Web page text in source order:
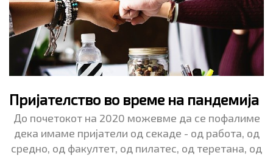
Пријателство во време на пандемија
До почетокот на 2020 можевме да се пофалиме
дека имаме пријатели од секаде - од работа, од
средно, од факултет, од пилатес, од теретана, од